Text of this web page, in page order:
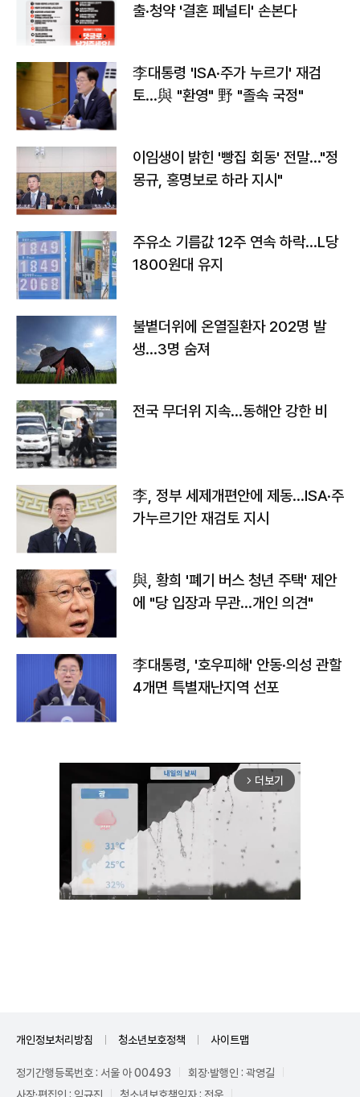
출·청약 '결혼 페널티' 손본다
李대통령 'ISA·주가 누르기' 재검
토…與 "환영" 野 "졸속 국정"
이임생이 밝힌 '빵집 회동' 전말…"정
몽규, 홍명보로 하라 지시"
주유소 기름값 12주 연속 하락…L당
1800원대 유지
불볕더위에 온열질환자 202명 발
생…3명 숨져
전국 무더위 지속…동해안 강한 비
李, 정부 세제개편안에 제동…ISA·주
가누르기안 재검토 지시
與, 황희 '폐기 버스 청년 주택' 제안
에 "당 입장과 무관…개인 의견"
李대통령, '호우피해' 안동·의성 관할
4개면 특별재난지역 선포
arrow_forward_ios 더보기
개인정보처리방침 청소년보호정책 사이트맵
정기간행등록번호 : 서울 아 00493
회장·발행인 : 곽영길